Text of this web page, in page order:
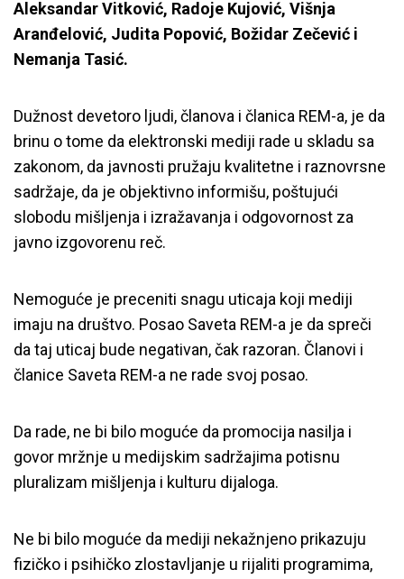
Aleksandar Vitković, Radoje Kujović, Višnja
Aranđelović, Judita Popović, Božidar Zečević i
Nemanja Tasić.
Dužnost devetoro ljudi, članova i članica REM-a, je da
brinu o tome da elektronski mediji rade u skladu sa
zakonom, da javnosti pružaju kvalitetne i raznovrsne
sadržaje, da je objektivno informišu, poštujući
slobodu mišljenja i izražavanja i odgovornost za
javno izgovorenu reč.
Nemoguće je preceniti snagu uticaja koji mediji
imaju na društvo. Posao Saveta REM-a je da spreči
da taj uticaj bude negativan, čak razoran. Članovi i
članice Saveta REM-a ne rade svoj posao.
Da rade, ne bi bilo moguće da promocija nasilja i
govor mržnje u medijskim sadržajima potisnu
pluralizam mišljenja i kulturu dijaloga.
Ne bi bilo moguće da mediji nekažnjeno prikazuju
fizičko i psihičko zlostavljanje u rijaliti programima,